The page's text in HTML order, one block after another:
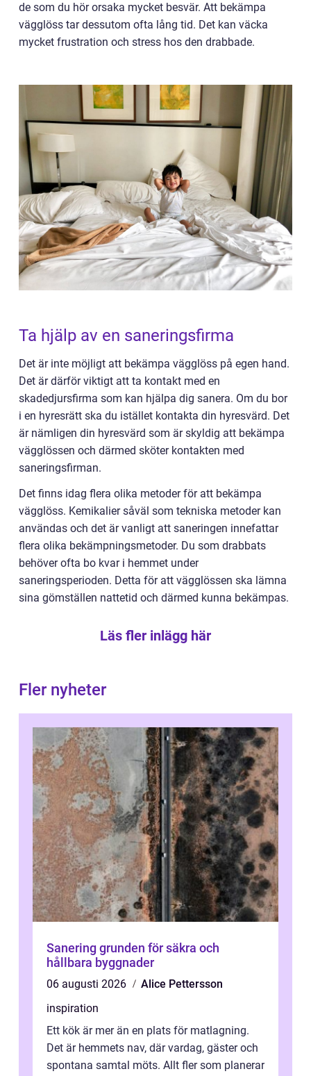
de som du hör orsaka mycket besvär. Att bekämpa
vägglöss tar dessutom ofta lång tid. Det kan väcka
mycket frustration och stress hos den drabbade.
Ta hjälp av en saneringsfirma
Det är inte möjligt att bekämpa vägglöss på egen hand.
Det är därför viktigt att ta kontakt med en
skadedjursfirma som kan hjälpa dig sanera. Om du bor
i en hyresrätt ska du istället kontakta din hyresvärd. Det
är nämligen din hyresvärd som är skyldig att bekämpa
vägglössen och därmed sköter kontakten med
saneringsfirman.
Det finns idag flera olika metoder för att bekämpa
vägglöss. Kemikalier såväl som tekniska metoder kan
användas och det är vanligt att saneringen innefattar
flera olika bekämpningsmetoder. Du som drabbats
behöver ofta bo kvar i hemmet under
saneringsperioden. Detta för att vägglössen ska lämna
sina gömställen nattetid och därmed kunna bekämpas.
Läs fler inlägg här
Fler nyheter
Sanering grunden för säkra och
hållbara byggnader
06 augusti 2026
Alice Pettersson
inspiration
Ett kök är mer än en plats för matlagning.
Det är hemmets nav, där vardag, gäster och
spontana samtal möts. Allt fler som planerar